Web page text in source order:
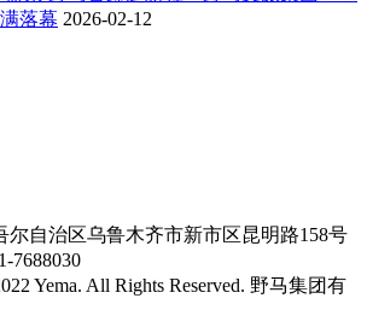
落幕 2026-02-12
尔自治区乌鲁木齐市新市区昆明路158号
7688030
Yema. All Rights Reserved. 野马集团有